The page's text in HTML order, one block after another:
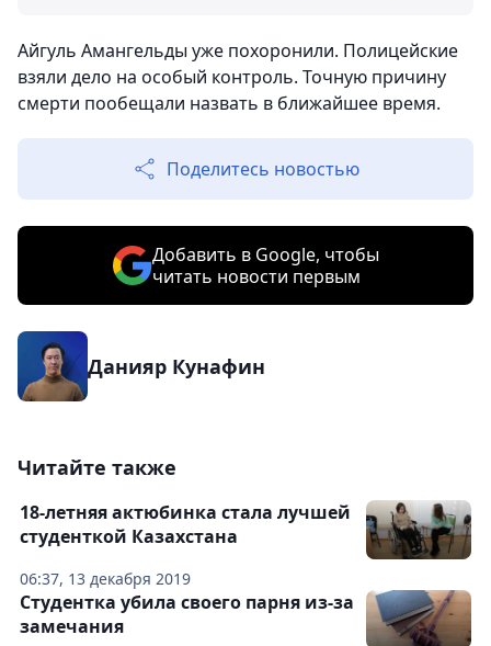
Айгуль Амангельды уже похоронили. Полицейские
взяли дело на особый контроль. Точную причину
смерти пообещали назвать в ближайшее время.
Поделитесь новостью
Добавить в Google, чтобы
читать новости первым
Данияр Кунафин
Читайте также
06:37, 13 декабря 2019
18-летняя актюбинка стала лучшей
студенткой Казахстана
Студентка убила своего парня из-за
замечания